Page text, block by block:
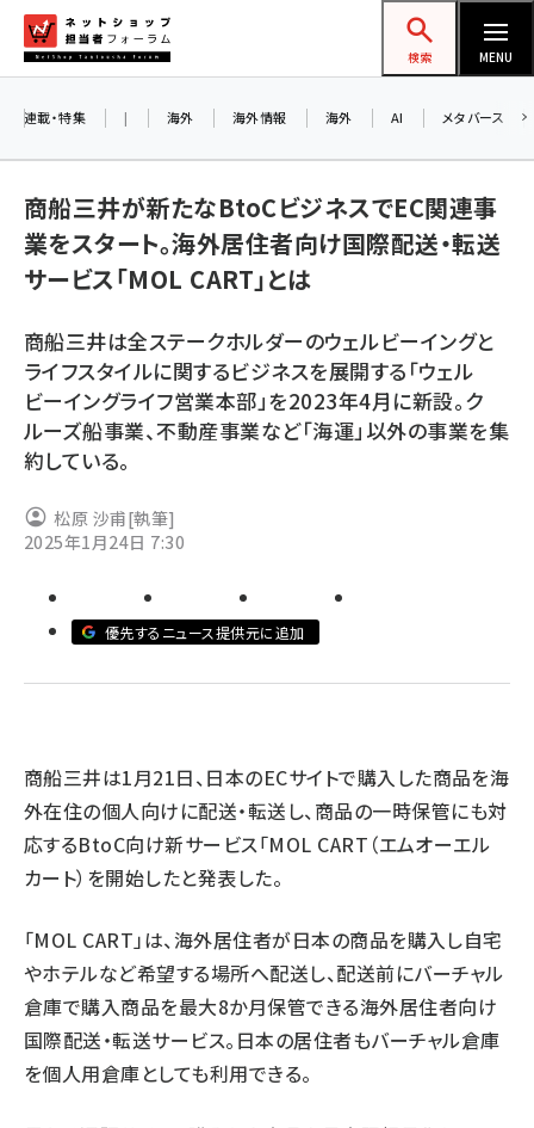
ン
ネットショップ担当者フォーラム
検索 MENU
amazon (2255)
楽天 (1874)
ecbeing (1210)
アスクル (1122)
ビィ・フォアード (776)
連載・特集 | 海外 海外情報 海外 AI メタバース
商船三井が新たなBtoCビジネスでEC関連事
業をスタート。海外居住者向け国際配送・転送
サービス「MOL CART」とは
商船三井は全ステークホルダーのウェルビーイングと
ライフスタイルに関するビジネスを展開する「ウェル
ビーイングライフ営業本部」を2023年4月に新設。ク
ルーズ船事業、不動産事業など「海運」以外の事業を集
約している。
松原 沙甫[執筆]
2025年1月24日 7:30
優先するニュース提供元に追加
商船三井は1月21日、日本のECサイトで購入した商品を海
外在住の個人向けに配送・転送し、商品の一時保管にも対
応するBtoC向け新サービス「MOL CART（エムオーエル
カート）を開始したと発表した。
「MOL CART」は、海外居住者が日本の商品を購入し自宅
やホテルなど希望する場所へ配送し、配送前にバーチャル
倉庫で購入商品を最大8か月保管できる海外居住者向け
国際配送・転送サービス。日本の居住者もバーチャル倉庫
を個人用倉庫としても利用できる。